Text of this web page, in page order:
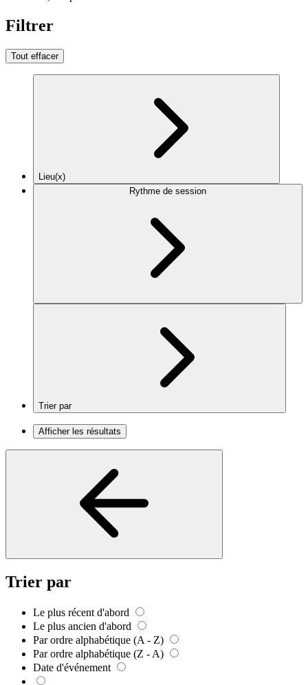
Filtrer
Tout effacer
Lieu(x)
Rythme de session
Trier par
Afficher les résultats
Trier par
Le plus récent d'abord
Le plus ancien d'abord
Par ordre alphabétique (A - Z)
Par ordre alphabétique (Z - A)
Date d'événement